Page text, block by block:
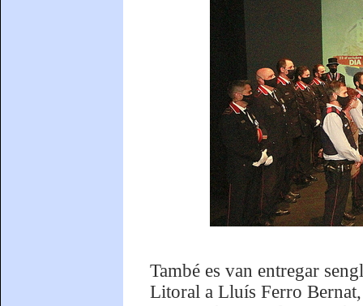
També es van entregar
Litoral a Lluís Ferro